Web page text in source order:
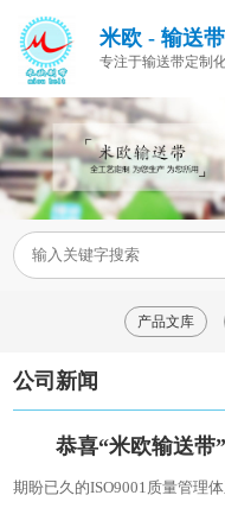
米欧 - 输送
专注于输送带定制
产品文库
公司新闻
恭喜“米欧输送带
期盼已久的ISO9001质量管理